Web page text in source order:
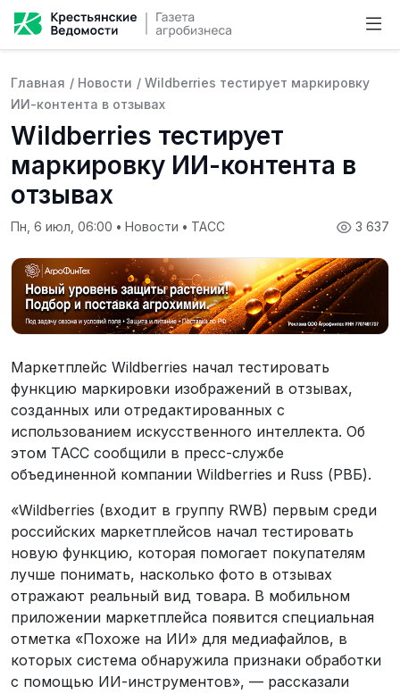
Главная / Новости / Wildberries тестирует маркировку
ИИ-контента в отзывах
Wildberries тестирует
маркировку ИИ-контента в
отзывах
3 637
Пн, 6 июл, 06:00 • Новости • ТАСС
Маркетплейс Wildberries начал тестировать
функцию маркировки изображений в отзывах,
созданных или отредактированных с
использованием искусственного интеллекта. Об
этом ТАСС сообщили в пресс-службе
объединенной компании Wildberries и Russ (РВБ).
«Wildberries (входит в группу RWB) первым среди
российских маркетплейсов начал тестировать
новую функцию, которая помогает покупателям
лучше понимать, насколько фото в отзывах
отражают реальный вид товара. В мобильном
приложении маркетплейса появится специальная
отметка «Похоже на ИИ» для медиафайлов, в
которых система обнаружила признаки обработки
с помощью ИИ-инструментов», — рассказали